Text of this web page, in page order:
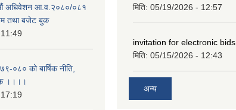
औं अधिवेशन आ.व.२०८०/०८१
तथा बजेट बुक
०८० को बार्षिक नीति,
।।।।
मिति: 05/19/2026 - 12:57
invitation for electronic bids
मिति: 05/15/2026 - 12:43
अन्य